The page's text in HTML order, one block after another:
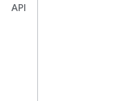
Sign in with Google API
API